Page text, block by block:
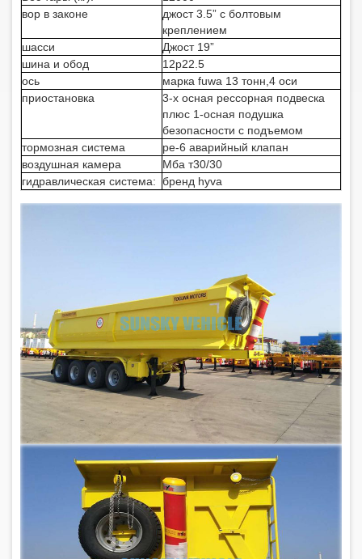
вор в законе
джост 3.5” с болтовым
креплением
шасси
Джост 19”
шина и обод
12р22.5
ось
марка fuwa 13 тонн,4 оси
приостановка
3-х осная рессорная подвеска
плюс 1-осная подушка
безопасности с подъемом
тормозная система
ре-6 аварийный клапан
воздушная камера
Мба т30/30
гидравлическая система: бренд hyva